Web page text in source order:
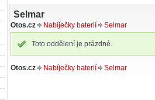
Selmar
Otos.cz Nabíječky baterií Selmar
Toto oddělení je prázdné.
Otos.cz Nabíječky baterií Selmar